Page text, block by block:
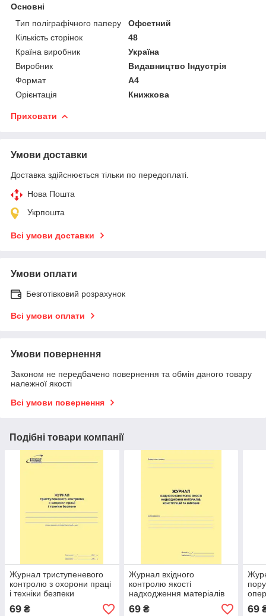
Основні
Тип поліграфічного паперу
Офсетний
Кількість сторінок
48
Країна виробник
Україна
Виробник
Видавництво Індустрія
Формат
A4
Орієнтація
Книжкова
Приховати
Умови доставки
Доставка здійснюється тільки по передоплаті.
Нова Пошта
Укрпошта
Всі умови доставки
Умови оплати
Безготівковий розрахунок
Всі умови оплати
Умови повернення
Законом не передбачено повернення та обмін даного товару
належної якості
Всі умови повернення
Подібні товари компанії
Журнал триступеневого
контролю з охорони праці
і техніки безпеки
69 ₴
Журнал вхідного
контролю якості
надходження матеріалів
конструкцій та виробів
69₴ 69